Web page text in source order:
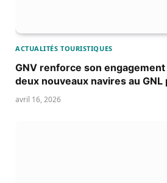
ACTUALITÉS TOURISTIQUES
GNV renforce son
deux nouveaux navires au GNL
avril 16, 2026